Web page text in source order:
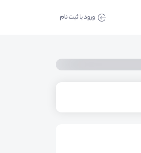
ورود یا ثبت نام